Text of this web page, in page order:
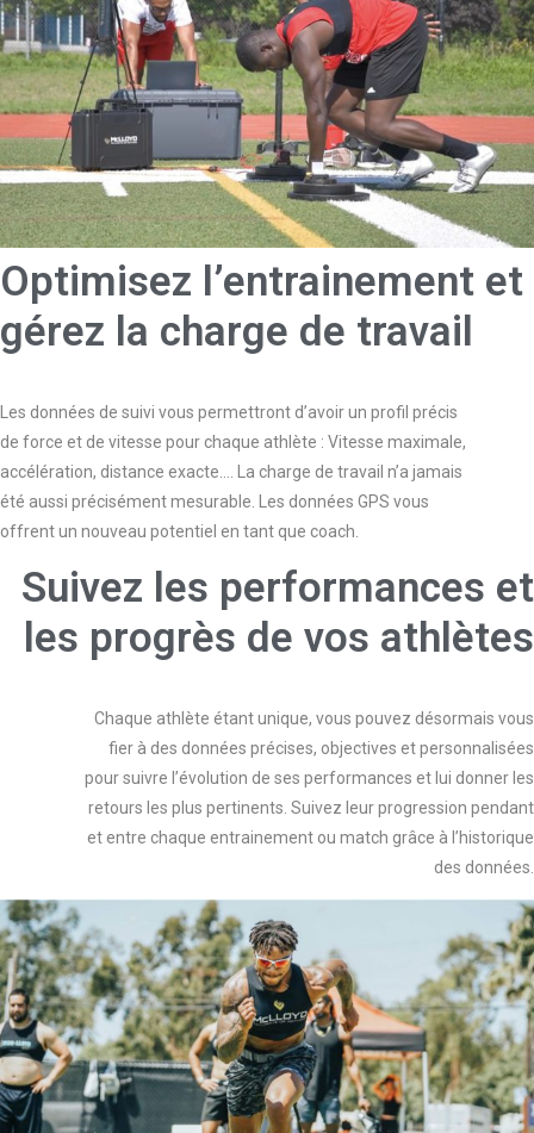
Optimisez l’entrainement et
gérez la charge de travail
Les données de suivi vous permettront d’avoir un profil précis
de force et de vitesse pour chaque athlète : Vitesse maximale,
accélération, distance exacte…. La charge de travail n’a jamais
été aussi précisément mesurable. Les données GPS vous
offrent un nouveau potentiel en tant que coach.
Suivez les performances et
les progrès de vos athlètes ​
Chaque athlète étant unique, vous pouvez désormais vous
fier à des données précises, objectives et personnalisées
pour suivre l’évolution de ses performances et lui donner les
retours les plus pertinents. Suivez leur progression pendant
et entre chaque entrainement ou match grâce à l’historique
des données.